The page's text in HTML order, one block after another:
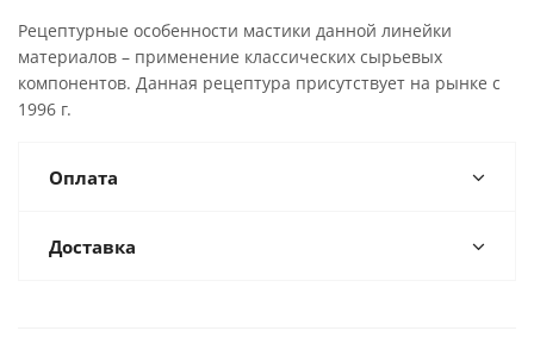
Рецептурные особенности мастики данной линейки
материалов – применение классических сырьевых
компонентов. Данная рецептура присутствует на рынке с
1996 г.
Оплата
Доставка